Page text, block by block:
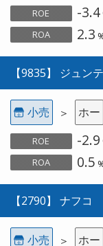
ROE -3.4
ROA
2.3
【9835】 ジュン
小売 ＞ ホー
ROE -2.9
ROA
0.5
【2790】 ナフコ
小売 ＞ ホー